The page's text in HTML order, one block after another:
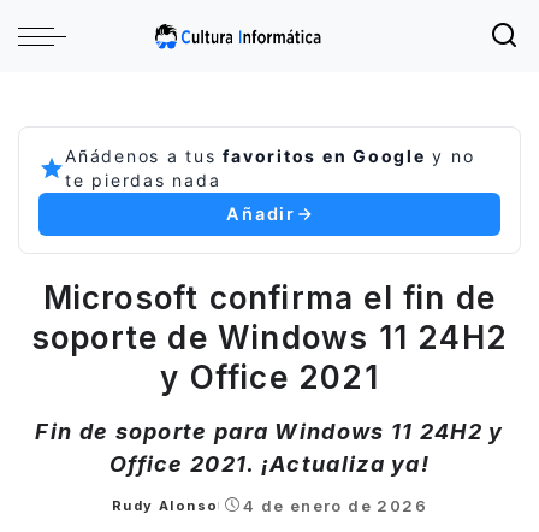
Añádenos a tusfavoritos en Google y no
te pierdas nada
Añadir
Microsoft confirma el fin de
soporte de Windows 11 24H2
y Office 2021
Fin de soporte para Windows 11 24H2 y
Office 2021. ¡Actualiza ya!
Posted
Rudy Alonso 4 de enero de 2026